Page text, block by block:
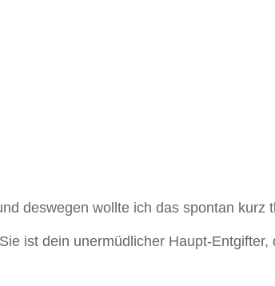
deswegen wollte ich das spontan kurz
ist dein unermüdlicher Haupt-